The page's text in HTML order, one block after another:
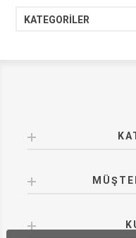
KATEGORİLER